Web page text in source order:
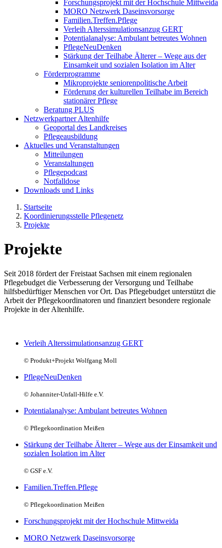
Forschungsprojekt mit der Hochschule Mittweida
MORO Netzwerk Daseinsvorsorge
Familien.Treffen.Pflege
Verleih Alterssimulationsanzug GERT
Potentialanalyse: Ambulant betreutes Wohnen
PflegeNeuDenken
Stärkung der Teilhabe Älterer – Wege aus der
Einsamkeit und sozialen Isolation im Alter
Förderprogramme
Mikroprojekte seniorenpolitische Arbeit
Förderung der kulturellen Teilhabe im Bereich
stationärer Pflege
Beratung PLUS
Netzwerkpartner Altenhilfe
Geoportal des Landkreises
Pflegeausbildung
Aktuelles und Veranstaltungen
Mitteilungen
Veranstaltungen
Pflegepodcast
Notfalldose
Downloads und Links
Startseite
Koordinierungsstelle Pflegenetz
Projekte
Projekte
Seit 2018 fördert der Freistaat Sachsen mit einem regionalen
Pflegebudget die Verbesserung der Versorgung und Teilhabe
hilfsbedürftiger Menschen vor Ort. Das Pflegebudget unterstützt die
Arbeit der Pflegekoordinatoren und finanziert besondere regionale
Projekte in der Altenhilfe.
Verleih Alterssimulationsanzug GERT
© Produkt+Projekt Wolfgang Moll
PflegeNeuDenken
© Johanniter-Unfall-Hilfe e.V.
Potentialanalyse: Ambulant betreutes Wohnen
© Pflegekoordination Meißen
Stärkung der Teilhabe Älterer – Wege aus der Einsamkeit und
sozialen Isolation im Alter
© GSF e.V.
Familien.Treffen.Pflege
© Pflegekoordination Meißen
Forschungsprojekt mit der Hochschule Mittweida
MORO Netzwerk Daseinsvorsorge